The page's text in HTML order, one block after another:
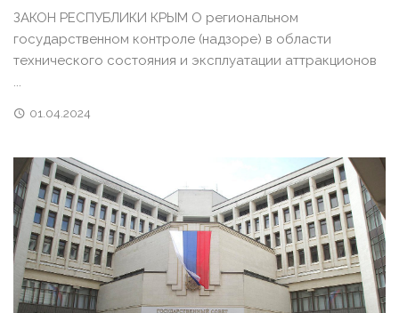
ЗАКОН РЕСПУБЛИКИ КРЫМ О региональном
государственном контроле (надзоре) в области
технического состояния и эксплуатации аттракционов
...
01.04.2024